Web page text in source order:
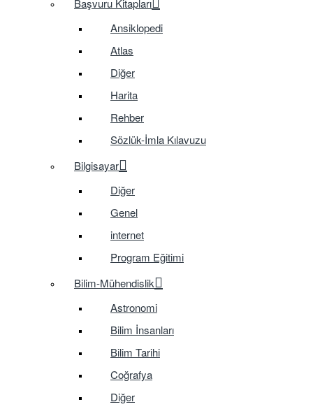
Ansiklopedi
Atlas
Diğer
Harita
Rehber
Sözlük-İmla Kılavuzu
Bilgisayar
Diğer
Genel
internet
Program Eğitimi
Bilim-Mühendislik
Astronomi
Bilim İnsanları
Bilim Tarihi
Coğrafya
Diğer